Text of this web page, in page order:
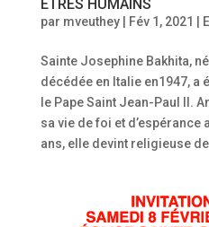
ÊTRES HUMAINS
par mveuthey| Fév 1, 2021
Sainte Josephine Bakhita,
décédée en Italie en1947, a
le Pape Saint Jean-Paul II.
sa vie de foi et d’espérance
ans, elle devint religieuse